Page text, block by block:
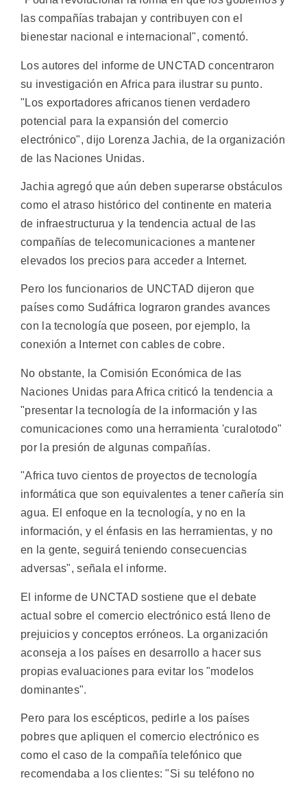
las compañías trabajan y contribuyen con el
bienestar nacional e internacional", comentó.
Los autores del informe de UNCTAD concentraron
su investigación en Africa para ilustrar su punto.
"Los exportadores africanos tienen verdadero
potencial para la expansión del comercio
electrónico", dijo Lorenza Jachia, de la organización
de las Naciones Unidas.
Jachia agregó que aún deben superarse obstáculos
como el atraso histórico del continente en materia
de infraestructurua y la tendencia actual de las
compañías de telecomunicaciones a mantener
elevados los precios para acceder a Internet.
Pero los funcionarios de UNCTAD dijeron que
países como Sudáfrica lograron grandes avances
con la tecnología que poseen, por ejemplo, la
conexión a Internet con cables de cobre.
No obstante, la Comisión Económica de las
Naciones Unidas para Africa criticó la tendencia a
"presentar la tecnología de la información y las
comunicaciones como una herramienta 'curalotodo"
por la presión de algunas compañías.
"Africa tuvo cientos de proyectos de tecnología
informática que son equivalentes a tener cañería sin
agua. El enfoque en la tecnología, y no en la
información, y el énfasis en las herramientas, y no
en la gente, seguirá teniendo consecuencias
adversas", señala el informe.
El informe de UNCTAD sostiene que el debate
actual sobre el comercio electrónico está lleno de
prejuicios y conceptos erróneos. La organización
aconseja a los países en desarrollo a hacer sus
propias evaluaciones para evitar los "modelos
dominantes".
Pero para los escépticos, pedirle a los países
pobres que apliquen el comercio electrónico es
como el caso de la compañía telefónico que
recomendaba a los clientes: "Si su teléfono no